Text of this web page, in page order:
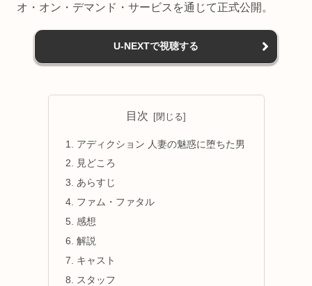
オ・オン・デマンド・サービスを通じて正式公開。
U-NEXTで視聴する
目次
アディクション 人妻の魅惑に堕ちた男
見どころ
あらすじ
ファム・ファタル
感想
解説
キャスト
スタッフ